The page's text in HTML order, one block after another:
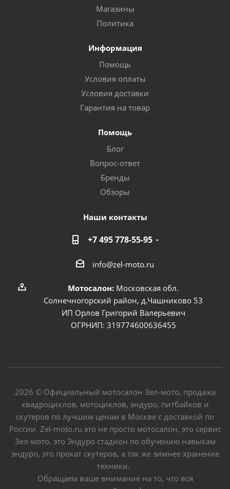
Магазины
Политика
Информация
Помощь
Условия оплаты
Условия доставки
Гарантия на товар
Помощь
Блог
Вопрос-ответ
Бренды
Обзоры
Наши контакты
+7 495 778-55-95
info@zel-moto.ru
Мотосалон: Московская обл.
Солнечногорский район, д.Чашниково 53
ИП Орлов Григорий Валерьевич
ОГРНИП: 319774600636455
2026 © Официальный мотосалон Зел-мото, продажа
квадроциклов, мотоциклов, эндуро, питбайков и
скутеров по лучшим ценам в Москве с доставкой по
России Zel-moto.ru это не просто мотосалон, это сервис
Зел-мото, это Эндуро стадион по обучению навыкам
эндуро, это прокат скутеров, а так же зимнее хранение
техники.
Обращаем ваше внимание на то, что вся